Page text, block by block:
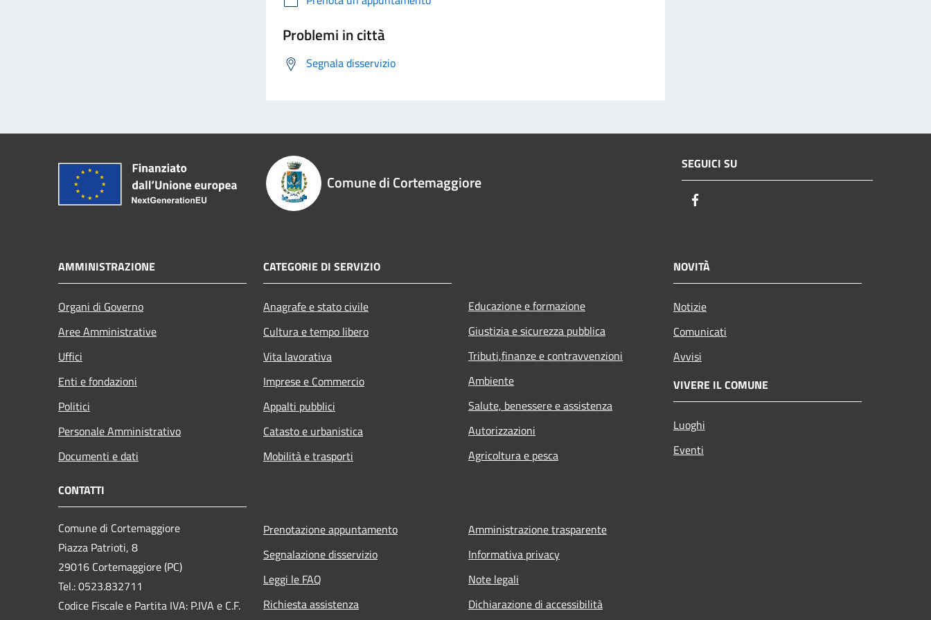
Problemi in città
Segnala disservizio
Comune di Cortemaggiore
SEGUICI SU
AMMINISTRAZIONE
Organi di Governo
Aree Amministrative
Uffici
Enti e fondazioni
Politici
Personale Amministrativo
Documenti e dati
CATEGORIE DI SERVIZIO
Anagrafe e stato civile
Cultura e tempo libero
Vita lavorativa
Imprese e Commercio
Appalti pubblici
Catasto e urbanistica
Mobilità e trasporti
Educazione e formazione
Giustizia e sicurezza pubblica
Tributi,finanze e contravvenzioni
Ambiente
Salute, benessere e assistenza
Autorizzazioni
Agricoltura e pesca
NOVITÀ
Notizie
Comunicati
Avvisi
VIVERE IL COMUNE
Luoghi
Eventi
CONTATTI
Comune di Cortemaggiore
Piazza Patrioti, 8
29016 Cortemaggiore (PC)
Tel.: 0523.832711
Codice Fiscale e Partita IVA: P.IVA e C.F.
Prenotazione appuntamento
Segnalazione disservizio
Leggi le FAQ
Richiesta assistenza
Amministrazione trasparente
Informativa privacy
Note legali
Dichiarazione di accessibilità